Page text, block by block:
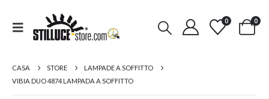
0 0
CASA STORE
LAMPADE A SOFFITTO
VIBIA DUO 4874 LAMPADA A SOFFITTO